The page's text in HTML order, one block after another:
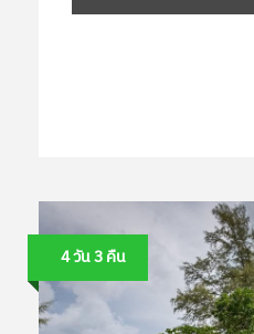
4 วัน 3 คืน